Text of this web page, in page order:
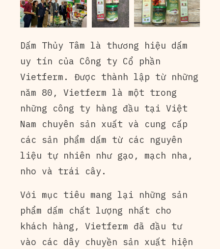
Dấm Thủy Tâm là thương hiệu dấm
uy tín của Công ty Cổ phần
Vietferm. Được thành lập từ những
năm 80, Vietferm là một trong
những công ty hàng đầu tại Việt
Nam chuyên sản xuất và cung cấp
các sản phẩm dấm từ các nguyên
liệu tự nhiên như gạo, mạch nha,
nho và trái cây.
Với mục tiêu mang lại những sản
phẩm dấm chất lượng nhất cho
khách hàng, Vietferm đã đầu tư
vào các dây chuyền sản xuất hiện